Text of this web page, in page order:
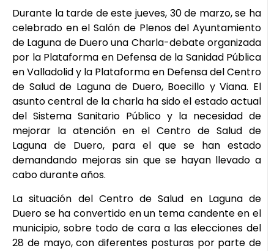
Durante la tarde de este jueves, 30 de marzo, se ha
celebrado en el Salón de Plenos del Ayuntamiento
de Laguna de Duero una Charla-debate organizada
por la Plataforma en Defensa de la Sanidad Pública
en Valladolid y la Plataforma en Defensa del Centro
de Salud de Laguna de Duero, Boecillo y Viana. El
asunto central de la charla ha sido el estado actual
del Sistema Sanitario Público y la necesidad de
mejorar la atención en el Centro de Salud de
Laguna de Duero, para el que se han estado
demandando mejoras sin que se hayan llevado a
cabo durante años.
La situación del Centro de Salud en Laguna de
Duero se ha convertido en un tema candente en el
municipio, sobre todo de cara a las elecciones del
28 de mayo, con diferentes posturas por parte de